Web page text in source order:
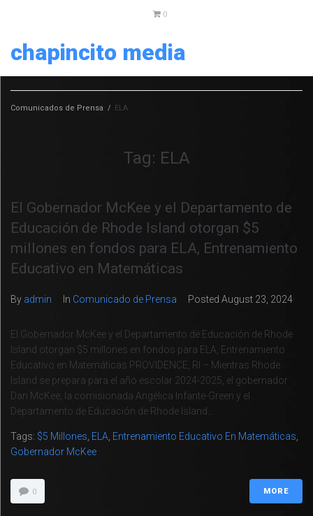
0
chapincito media
Comunicados de Prensa / ELA
Tag: ELA
El Gobernador McKee y el Departamento de
Educación de Rhode Island otorgan $5
millones en fondos para ELA, Entrenamiento
Educativo en Matemáticas
By admin In Comunicado de Prensa Posted August 23, 2024
El Gobernador McKee y el Departamento de Educación de Rhode
Island otorgan $5 millones en fondos para ELA, Entrenamiento
Educativo en Matemáticas PROVIDENCE, RI – Mientras Rhode
Island se prepara para el año escolar 2024-2025, el gobernador
Dan McKee, la comisionada Angélica Infante-Green y el
Departamento de Educación de Rhode Island...
Tags: $5 Millones ELA Entrenamiento Educativo En Matemáticas
Gobernador McKee
0 MORE